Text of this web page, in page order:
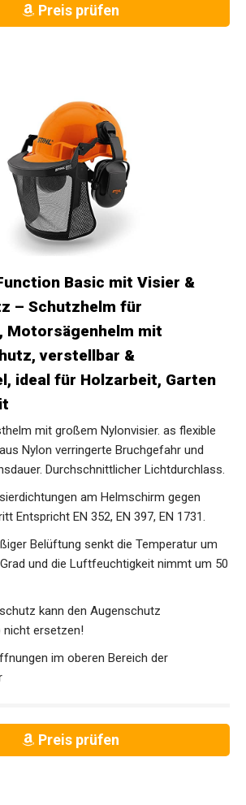
Preis prüfen
Basic mit Visier &
– Schutzhelm für
Motorsägenhelm mit
verstellbar &
ideal für Holzarbeit, Garten
mit großem Nylonvisier. as flexible
Nylon verringerte Bruchgefahr und
Durchschnittlicher Lichtdurchlass.
am Helmschirm gegen
Entspricht EN 352, EN 397, EN 1731.
Belüftung senkt die Temperatur um
und die Luftfeuchtigkeit nimmt um 50
kann den Augenschutz
nicht ersetzen!
im oberen Bereich der
Preis prüfen